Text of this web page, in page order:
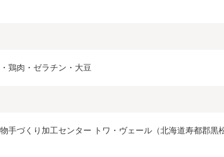
鶏肉・ゼラチン・大豆
手づくり加工センター トワ・ヴェール（北海道寿都郡黒